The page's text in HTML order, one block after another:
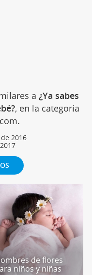
a ¿Ya sabes
, en la categoría
2016
de flores
niños y niñas